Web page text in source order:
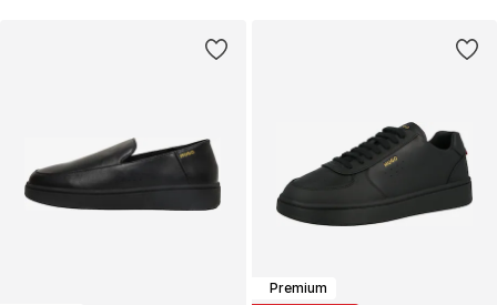
Premium